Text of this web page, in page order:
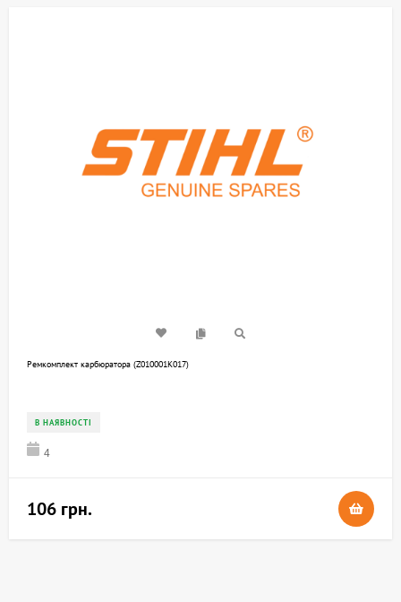
Ремкомплект карбюратора (Z010001K017)
В НАЯВНОСТІ
4
106 грн.